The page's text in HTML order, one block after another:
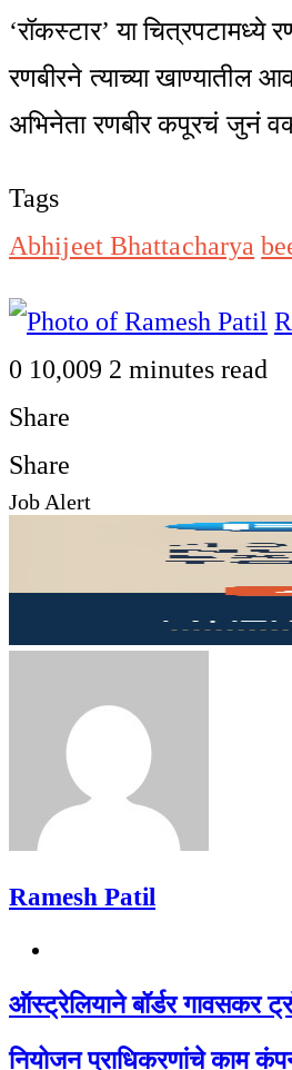
‘रॉकस्टार’ या चित्रपटामध्ये
रणबीरने त्याच्या खाण्यातील
अभिनेता रणबीर कपूरचं जुनं
Tags
Abhijeet Bhattacharya
0 10,009 2 minutes read
Share
Facebook
Twitter
LinkedIn
Pinterest
WhatsApp
Telegram
Share
via
Print
Share
Facebook
Twitter
LinkedIn
Pinterest
Messenger
Messenger
WhatsApp
Telegram
Share
Print
Job Alert
Ramesh Patil
ऑस्ट्रेलियाने बॉर्डर गावसकर
नियोजन प्राधिकरणांचे काम